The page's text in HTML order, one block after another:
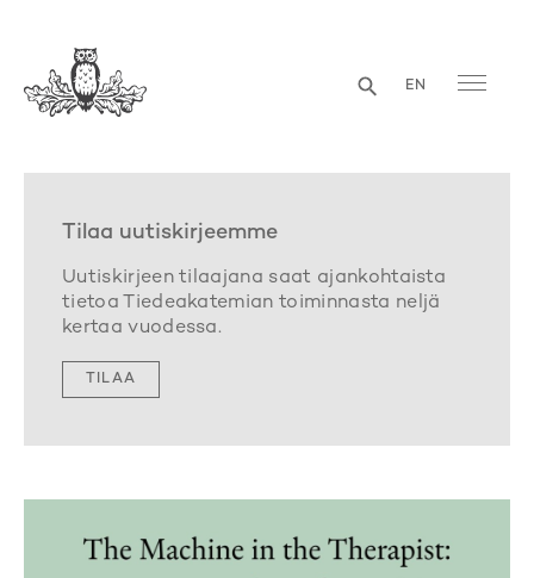
EN
Tilaa uutiskirjeemme
Uutiskirjeen tilaajana saat ajankohtaista
tietoa Tiedeakatemian toiminnasta neljä
kertaa vuodessa.
TILAA